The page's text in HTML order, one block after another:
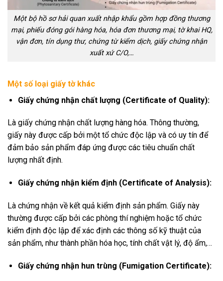
Một bộ hồ sơ hải quan xuất nhập khẩu gồm hợp đồng thương
mại, phiếu đóng gói hàng hóa, hóa đơn thương mại, tờ khai HQ,
vận đơn, tín dụng thư, chứng từ kiểm dịch, giấy chứng nhận
xuất xứ C/O,…
Một số loại giấy tờ khác
Giấy chứng nhận chất lượng (Certificate of Quality):
Là giấy chứng nhận chất lượng hàng hóa. Thông thường,
giấy này được cấp bởi một tổ chức độc lập và có uy tín để
đảm bảo sản phẩm đáp ứng được các tiêu chuẩn chất
lượng nhất định.
Giấy chứng nhận kiểm định (Certificate of Analysis):
Là chứng nhận về kết quả kiểm định sản phẩm. Giấy này
thường được cấp bởi các phòng thí nghiệm hoặc tổ chức
kiểm định độc lập để xác định các thông số kỹ thuật của
sản phẩm, như thành phần hóa học, tính chất vật lý, độ ẩm,…
Giấy chứng nhận hun trùng (Fumigation Certificate):